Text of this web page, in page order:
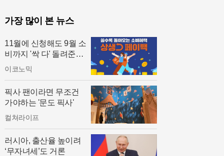
가장 많이 본 뉴스
11월에 신청해도 9월 소
비까지 '싹 다' 돌려준다!
상생페이백 소급 적용
이코노믹
픽사 팬이라면 무조건
가야하는 '문도 픽사'
컬쳐라이프
러시아, 출산율 높이려
‘무자녀세’도 거론